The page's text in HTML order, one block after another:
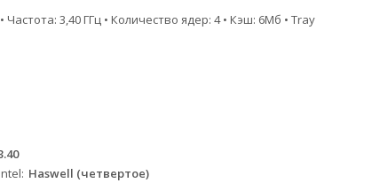
Частота: 3,40 ГГц • Количество ядер: 4 • Кэш: 6Мб • Tray
Haswell (четвертое)